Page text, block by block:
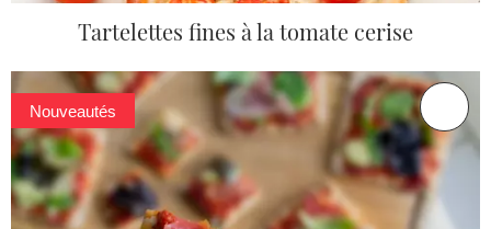
Tartelettes fines à la tomate cerise
Nouveautés